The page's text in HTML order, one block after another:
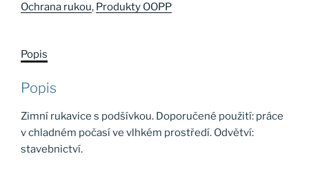
CXS
vel.
množství
Ochrana rukou, Produkty OOPP
Popis
Popis
Zimní rukavice s podšívkou. Doporučené použití: práce
v chladném počasí ve vlhkém prostředí. Odvětví:
stavebnictví.